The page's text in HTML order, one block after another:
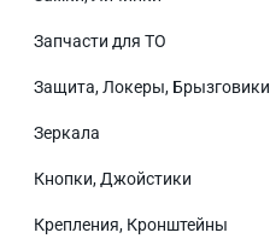
Запчасти для ТО
Защита, Локеры, Брызговики
Зеркала
Кнопки, Джойстики
Крепления, Кронштейны